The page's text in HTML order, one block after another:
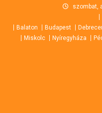
content
szombat,
Balaton Budapest
Miskolc
Nyíregyháza